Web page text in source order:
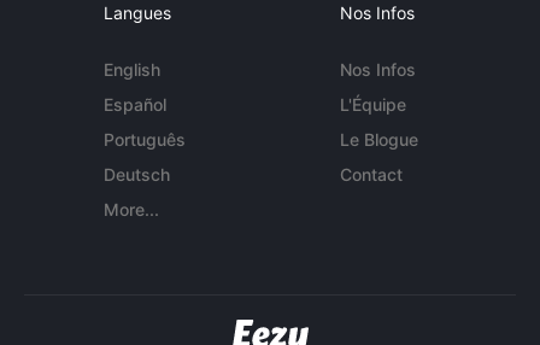
Langues
English
Español
Português
Deutsch
More...
Nos Infos
Nos Infos
L'Équipe
Le Blogue
Contact